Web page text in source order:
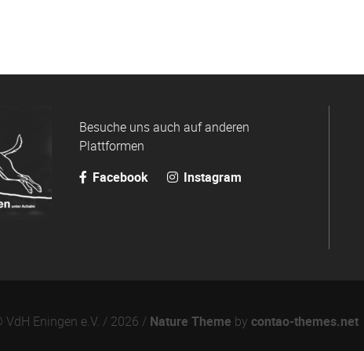
Besuche uns auch auf anderen
Plattformen
Facebook
Instagram
VdH Eningen e.V. / 2026 / Nature Theme by contao-themes.net